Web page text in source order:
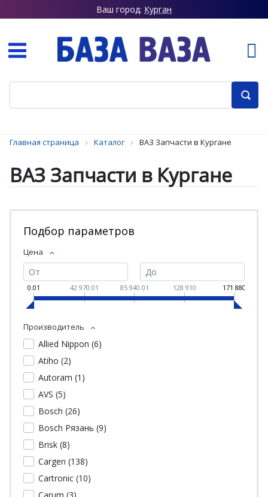
Ваш город: Курган
Главная страница Каталог ВАЗ Запчасти в Кургане
ВАЗ Запчасти в Кургане
Подбор параметров
Цена
0.01 42 970.01 85 940.01 128 910 171 880
Производитель
Allied Nippon (6)
Atiho (2)
Autoram (1 )
AVS (5)
Bosch (26)
Bosch Рязань (9)
Brisk (8)
Cargen (138)
Cartronic (10)